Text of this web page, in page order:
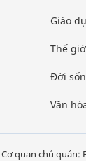
Giáo
Thế
Đời
Văn
Cơ quan chủ quản: